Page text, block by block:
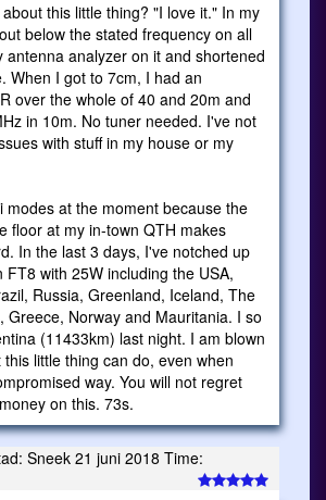
this little thing? "I love it." In my
below the stated frequency on all
antenna analyzer on it and shortened
When I got to 7cm, I had an
over the whole of 40 and 20m and
in 10m. No tuner needed. I've not
with stuff in my house or my
modes at the moment because the
floor at my in-town QTH makes
In the last 3 days, I've notched up
FT8 with 25W including the USA,
Russia, Greenland, Iceland, The
Greece, Norway and Mauritania. I so
(11433km) last night. I am blown
little thing can do, even when
way. You will not regret
on this. 73s.
Sneek 21 juni 2018 Time: